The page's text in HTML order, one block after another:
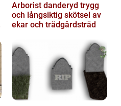
Arborist danderyd trygg
och långsiktig skötsel av
ekar och trädgårdsträd